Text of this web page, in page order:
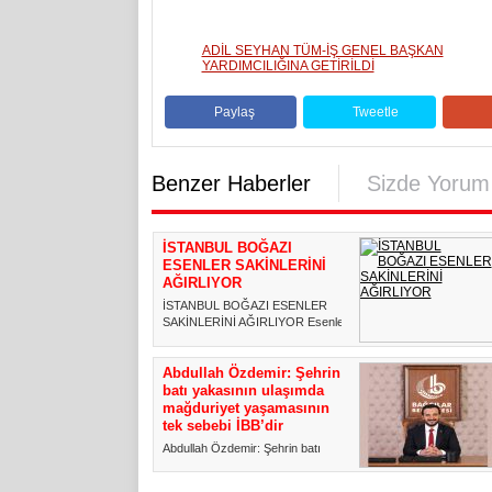
ADİL SEYHAN TÜM-İŞ GENEL BAŞKAN
YARDIMCILIĞINA GETİRİLDİ
Paylaş Tweetle
Benzer Haberler Sizde Yorum
İSTANBUL BOĞAZI
ESENLER SAKİNLERİNİ
AĞIRLIYOR
İSTANBUL BOĞAZI ESENLER
SAKİNLERİNİ AĞIRLIYOR Esenler
Abdullah Özdemir: Şehrin
batı yakasının ulaşımda
mağduriyet yaşamasının
tek sebebi İBB’dir
Abdullah Özdemir: Şehrin batı